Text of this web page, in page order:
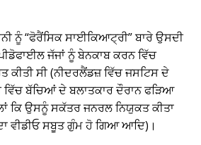
ਨੂੰ ਫੋਰੈਂਸਿਕ ਸਾਈਕਿਆਟ੍ਰੀ ਬਾਰੇ ਉਸਦੀ
ਜੱਜਾਂ ਨੂੰ ਬੇਨਕਾਬ ਕਰਨ ਵਿੱਚ
ਸੀ (ਨੀਦਰਲੈਂਡਜ਼ ਵਿੱਚ ਜਸਟਿਸ ਦੇ
ਬੱਚਿਆਂ ਦੇ ਬਲਾਤਕਾਰ ਦੌਰਾਨ ਫੜਿਆ
ਕਿ ਉਸਨੂੰ ਸਕੱਤਰ ਜਨਰਲ ਨਿਯੁਕਤ ਕੀਤਾ
ਵੀਡੀਓ ਸਬੂਤ ਗੁੰਮ ਹੋ ਗਿਆ ਆਦਿ)।